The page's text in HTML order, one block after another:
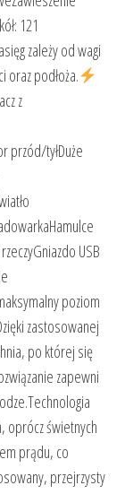
121
zależy od wagi
oraz podłoża.
z
przód/tyłDuże
USB
poziom
zastosowanej
po której się
zapewni
oprócz świetnych
prądu, co
przejrzysty